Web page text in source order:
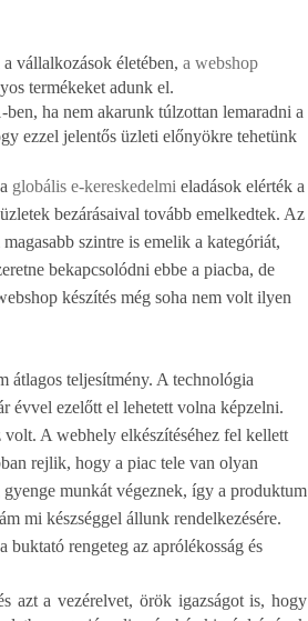
vállalkozások életében, a webshop
termékeket adunk el.
ha nem akarunk túlzottan lemaradni a
ezzel jelentős üzleti előnyökre tehetünk
globális e-kereskedelmi eladások elérték a
bezárásaival tovább emelkedtek. Az
szintre is emelik a kategóriát,
bekapcsolódni ebbe a piacba, de
készítés még soha nem volt ilyen
átlagos teljesítmény. A technológia
évvel ezelőtt el lehetett volna képzelni.
A webhely elkészítéséhez fel kellett
rejlik, hogy a piac tele van olyan
munkát végeznek, így a produktum
mi készséggel állunk rendelkezésére.
rengeteg az aprólékosság és
azt a vezérelvet, örök igazságot is, hogy